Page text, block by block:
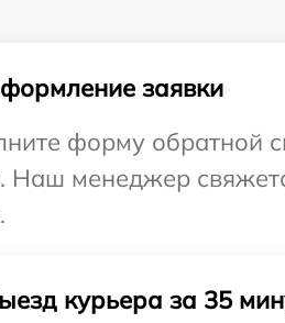
заявки
форму обратной
Наш менеджер
курьера за 35